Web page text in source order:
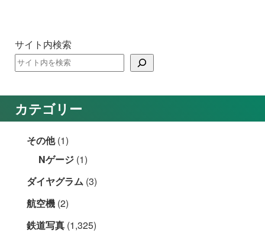
サイト内検索
カテゴリー
その他(1)
Nゲージ (1)
ダイヤグラム (3)
航空機 (2)
鉄道写真 (1,325)